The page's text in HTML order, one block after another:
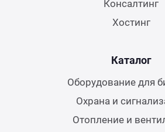
Консалтинг
Хостинг
Каталог
Оборудование для
Охрана и
Отопление и